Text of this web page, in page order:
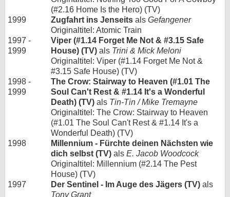
(#2.16 Home Is the Hero) (TV)
1999
Zugfahrt ins Jenseits als Gefangener
Originaltitel: Atomic Train
1997 -
1999
Viper (#1.14 Forget Me Not & #3.15 Safe
House) (TV) als Trini & Mick Meloni
Originaltitel: Viper (#1.14 Forget Me Not &
#3.15 Safe House) (TV)
1998 -
1999
The Crow: Stairway to Heaven (#1.01 The
Soul Can't Rest & #1.14 It's a Wonderful
Death) (TV) als Tin-Tin / Mike Tremayne
Originaltitel: The Crow: Stairway to Heaven
(#1.01 The Soul Can't Rest & #1.14 It's a
Wonderful Death) (TV)
1998
Millennium - Fürchte deinen Nächsten wie
dich selbst (TV) als E. Jacob Woodcock
Originaltitel: Millennium (#2.14 The Pest
House) (TV)
1997
Der Sentinel - Im Auge des Jägers (TV) als
Tony Grant